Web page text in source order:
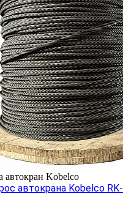
автокран Kobelco
автокрана Kobelco